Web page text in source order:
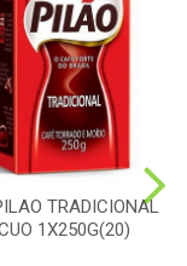
TRADICIONAL
1X250G(20)